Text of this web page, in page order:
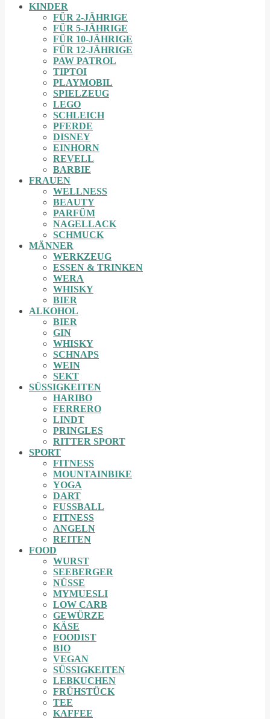
KINDER
FÜR 2-JÄHRIGE
FÜR 5-JÄHRIGE
FÜR 10-JÄHRIGE
FÜR 12-JÄHRIGE
PAW PATROL
TIPTOI
PLAYMOBIL
SPIELZEUG
LEGO
SCHLEICH
PFERDE
DISNEY
EINHORN
REVELL
BARBIE
FRAUEN
WELLNESS
BEAUTY
PARFÜM
NAGELLACK
SCHMUCK
MÄNNER
WERKZEUG
ESSEN & TRINKEN
WERA
WHISKY
BIER
ALKOHOL
BIER
GIN
WHISKY
SCHNAPS
WEIN
SEKT
SÜSSIGKEITEN
HARIBO
FERRERO
LINDT
PRINGLES
RITTER SPORT
SPORT
FITNESS
MOUNTAINBIKE
YOGA
DART
FUSSBALL
FITNESS
ANGELN
REITEN
FOOD
WURST
SEEBERGER
NÜSSE
MYMUESLI
LOW CARB
GEWÜRZE
KÄSE
FOODIST
BIO
VEGAN
SÜSSIGKEITEN
LEBKUCHEN
FRÜHSTÜCK
TEE
KAFFEE